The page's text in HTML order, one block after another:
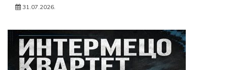
31.07.2026.